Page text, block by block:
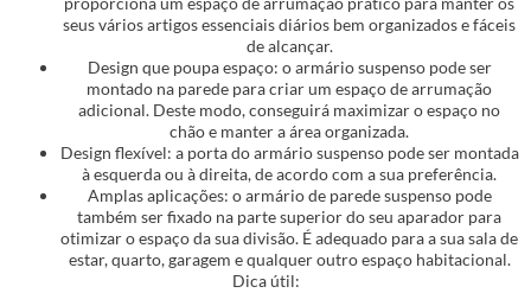
seus vários artigos essenciais diários bem organizados e fáceis
de alcançar.
Design que poupa espaço: o armário suspenso pode ser
montado na parede para criar um espaço de arrumação
adicional. Deste modo, conseguirá maximizar o espaço no
chão e manter a área organizada.
Design flexível: a porta do armário suspenso pode ser montada
à esquerda ou à direita, de acordo com a sua preferência.
Amplas aplicações: o armário de parede suspenso pode
também ser fixado na parte superior do seu aparador para
otimizar o espaço da sua divisão. É adequado para a sua sala de
estar, quarto, garagem e qualquer outro espaço habitacional.
Dica útil: